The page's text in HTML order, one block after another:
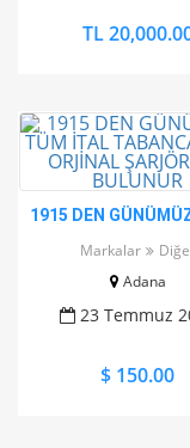
TL
1915 DEN
ORJİNAL
BULUNUR
Markalar
Adana
23 Temmuz
$ 150.00